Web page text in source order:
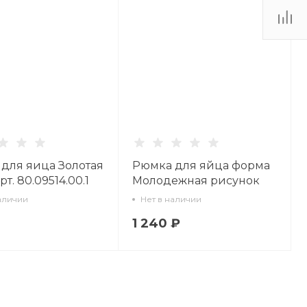
яица Золотая
80.09514.00.1
Рюмка для яйца форма
Молодежная рисунок
Сетка Блюз 2 арт.
Нет в наличии
1 240 ₽